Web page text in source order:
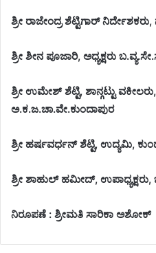
ಶ್ರೀ ರಾಜೇಂದ್ರ ಶೆಟ್ಟಿಗಾರ್
ಶ್ರೀ ಶೀನ ಪೂಜಾರಿ, ಅಧ್ಯಕ್ಷರು
ಶ್ರೀ ಉಮೇಶ್ ಶೆಟ್ಟಿ, ಶಾನ್ಗಟ್ಟು ವಕೀಲರು,
ಅ.ಕ.ಜ.ಚಾ.ವೇ.ಕುಂದಾಪುರ
ಶ್ರೀ ಹರ್ಷವರ್ಧನ್ ಶೆಟ್ಟಿ, ಉದ್ಯಮಿ,
ಶ್ರೀ ಶಾಹುಲ್ ಹಮೀದ್, ಉಪಾಧ್ಯಕ್ಷರು,
ನಿರೂಪಣೆ : ಶ್ರೀಮತಿ ಸಾರಿಕಾ ಅಶೋಕ್